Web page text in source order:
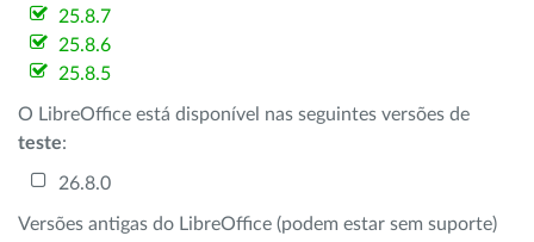
25.8.7
25.8.6
25.8.5
O LibreOffice está disponível nas seguintes versões de
teste:
26.8.0
Versões antigas do LibreOffice (podem estar sem suporte)